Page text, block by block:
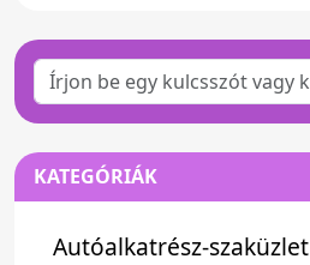
KATEGÓRIÁK
Autóalkatrész-szaküzlet